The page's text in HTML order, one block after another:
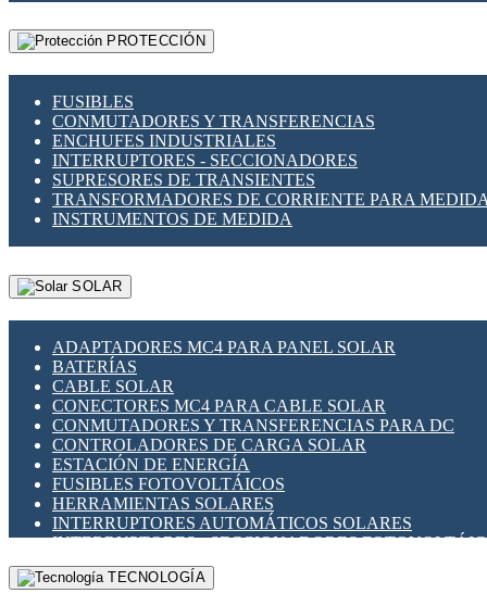
PROTECCIÓN
FUSIBLES
CONMUTADORES Y TRANSFERENCIAS
ENCHUFES INDUSTRIALES
INTERRUPTORES - SECCIONADORES
SUPRESORES DE TRANSIENTES
TRANSFORMADORES DE CORRIENTE PARA
INSTRUMENTOS DE MEDIDA
SOLAR
ADAPTADORES MC4 PARA PANEL SOLAR
BATERÍAS
CABLE SOLAR
CONECTORES MC4 PARA CABLE SOLAR
CONMUTADORES Y TRANSFERENCIAS PARA DC
CONTROLADORES DE CARGA SOLAR
ESTACIÓN DE ENERGÍA
FUSIBLES FOTOVOLTÁICOS
HERRAMIENTAS SOLARES
INTERRUPTORES AUTOMÁTICOS SOLARES
INTERRUPTORES - SECCIONADORES
MONTAJE PANEL SOLAR
PORTA FUSIBLES Y SECCIONADORES
TECNOLOGÍA